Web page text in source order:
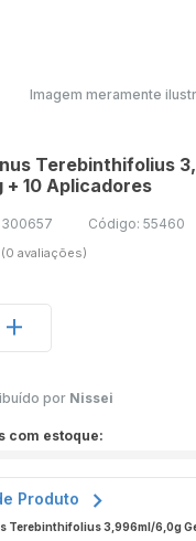
Imagem meramente
Terebinthifolius
+ 10 Aplicadores
Código: 55460
(0 avaliações)
por Nissei
com estoque:
Produto
Terebinthifolius 3,996ml/6,0g